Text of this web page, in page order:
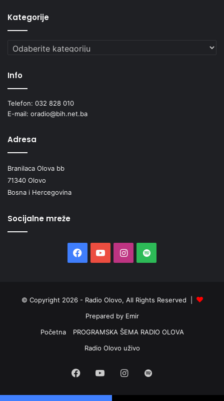
Kategorije
Kategorije
Info
Telefon: 032 828 010
E-mail: oradio@bih.net.ba
Adresa
Branilaca Olova bb
71340 Olovo
Bosna i Hercegovina
Socijalne mreže
Facebook
YouTubeInstagram
Spotify
© Copyright 2026 - Radio Olovo, All Rights Reserved |
Prepared by Emir
Početna
PROGRAMSKA ŠEMA RADIO OLOVA
Radio Olovo uživo
Facebook
YouTubeInstagram
Spotify